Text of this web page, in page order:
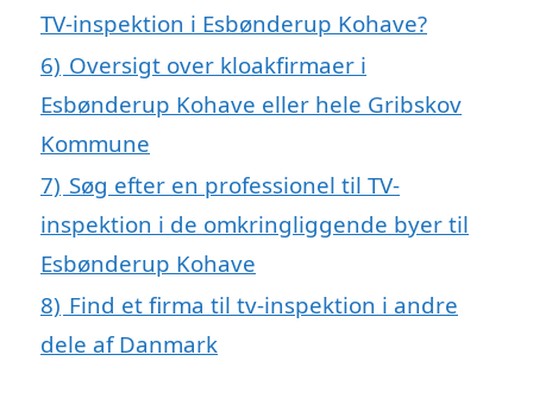
TV-inspektion i Esbønderup Kohave?
6) Oversigt over kloakfirmaer i
Esbønderup Kohave eller hele Gribskov
Kommune
7) Søg efter en professionel til TV-
inspektion i de omkringliggende byer til
Esbønderup Kohave
8) Find et firma til tv-inspektion i andre
dele af Danmark